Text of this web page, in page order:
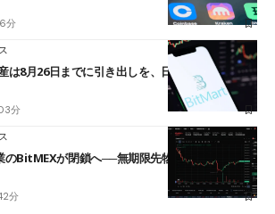
分
8月26日までに引き出しを、日本人利用者も対
分
のBitMEXが閉鎖へ──無期限先物を生んだ11年に
分